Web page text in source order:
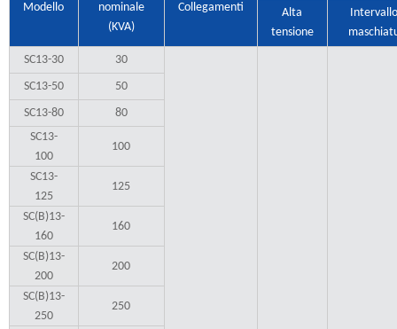
Modello
nominale
(KVA)
Collegamenti
Alta
tensione
SC13-30 30
SC13-50
50
SC13-80
80
SC13-
100
100
SC13-
125
125
SC(B)13-
160
160
SC(B)13-
200
200
SC(B)13-
250
250